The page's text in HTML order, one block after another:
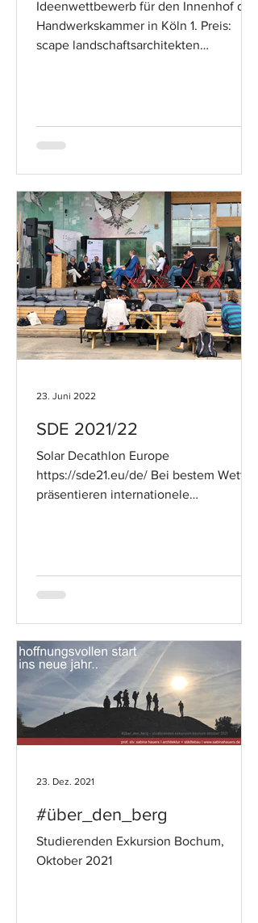
Ideenwettbewerb für den Innenhof der
Handwerkskammer in Köln 1. Preis:
scape landschaftsarchitekten
SDE 2021/22
Solar Decathlon Europe
https://sde21.eu/de/ Bei bestem Wetter
präsentieren internationele
23. Juni 2022
#über_den_berg
Studierenden Exkursion Bochum,
Oktober 2021
23. Dez. 2021